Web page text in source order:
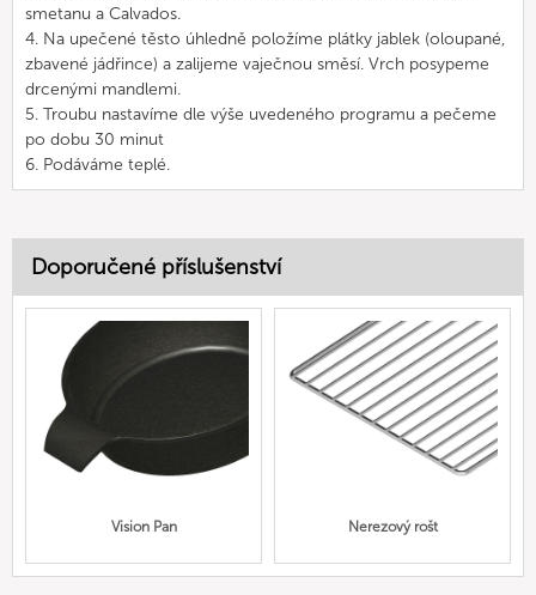
smetanu a Calvados.
4. Na upečené těsto úhledně položíme plátky jablek (oloupané,
zbavené jádřince) a zalijeme vaječnou směsí. Vrch posypeme
drcenými mandlemi.
5. Troubu nastavíme dle výše uvedeného programu a pečeme
po dobu 30 minut
6. Podáváme teplé.
Doporučené příslušenství
Vision Pan Nerezový rošt